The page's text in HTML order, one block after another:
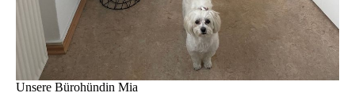
Unsere Bürohündin Mia